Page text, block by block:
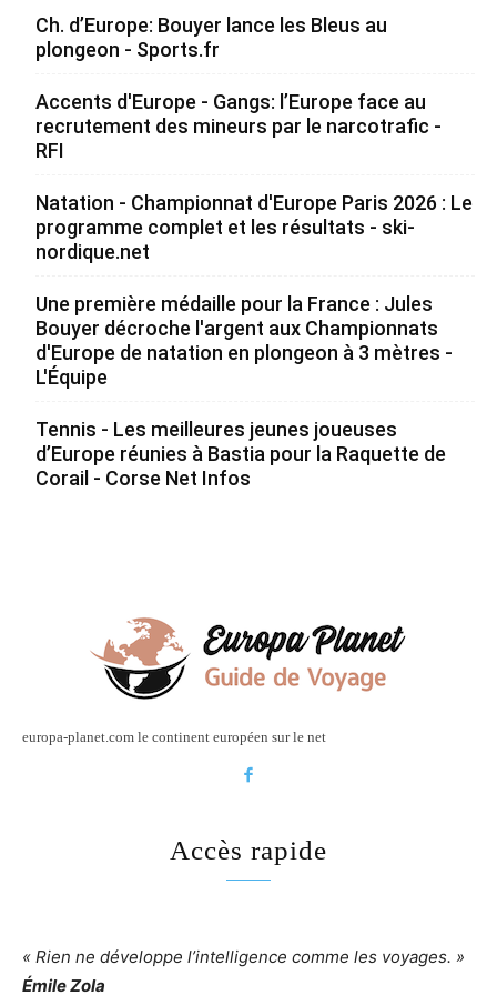
Ch. d’Europe: Bouyer lance les Bleus au
plongeon - Sports.fr
Accents d'Europe - Gangs: l’Europe face au
recrutement des mineurs par le narcotrafic -
RFI
Natation - Championnat d'Europe Paris 2026 : Le
programme complet et les résultats - ski-
nordique.net
Une première médaille pour la France : Jules
Bouyer décroche l'argent aux Championnats
d'Europe de natation en plongeon à 3 mètres -
L'Équipe
Tennis - Les meilleures jeunes joueuses
d’Europe réunies à Bastia pour la Raquette de
Corail - Corse Net Infos
europa-planet.com le continent européen sur le net
Accès rapide
« Rien ne développe l’intelligence comme les voyages. »
Émile Zola